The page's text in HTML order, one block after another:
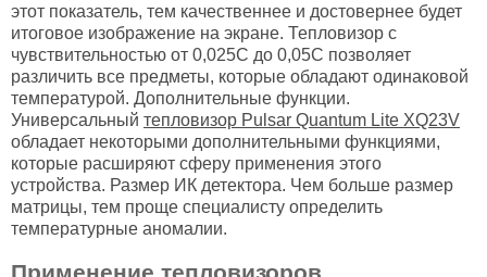
этот показатель, тем качественнее и достовернее будет
итоговое изображение на экране. Тепловизор с
чувствительностью от 0,025С до 0,05С позволяет
различить все предметы, которые обладают одинаковой
температурой. Дополнительные функции.
Универсальный тепловизор Pulsar Quantum Lite XQ23V
обладает некоторыми дополнительными функциями,
которые расширяют сферу применения этого
устройства. Размер ИК детектора. Чем больше размер
матрицы, тем проще специалисту определить
температурные аномалии.
Применение тепловизоров